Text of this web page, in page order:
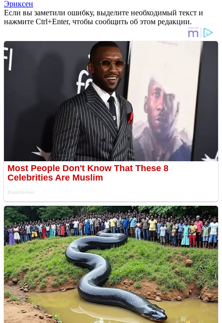
Эриксен
Если вы заметили ошибку, выделите необходимый текст и
нажмите Ctrl+Enter, чтобы сообщить об этом редакции.